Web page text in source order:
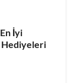
İyi
Hediyeleri